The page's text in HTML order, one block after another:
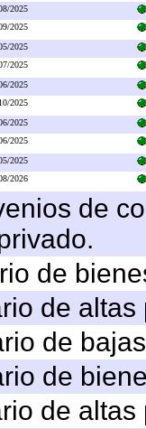
2025
2025
2025
2025
2025
2025
2025
2025
2025
2026
de
de
de
de
de
de